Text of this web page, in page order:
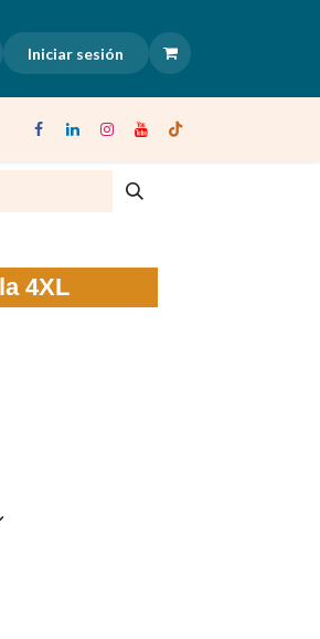
Iniciar sesión
4XL